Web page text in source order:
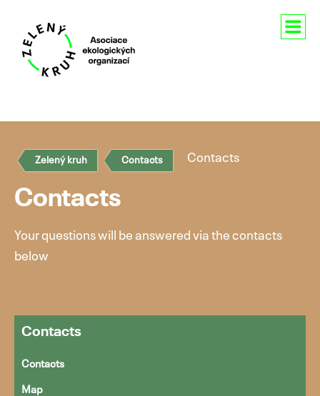
Skip
Zelený kruh Contacts Contacts
Contacts
Your questions will be answered via the contacts
below
Contacts
Contacts
Map